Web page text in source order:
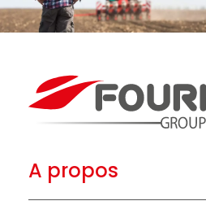
A propos